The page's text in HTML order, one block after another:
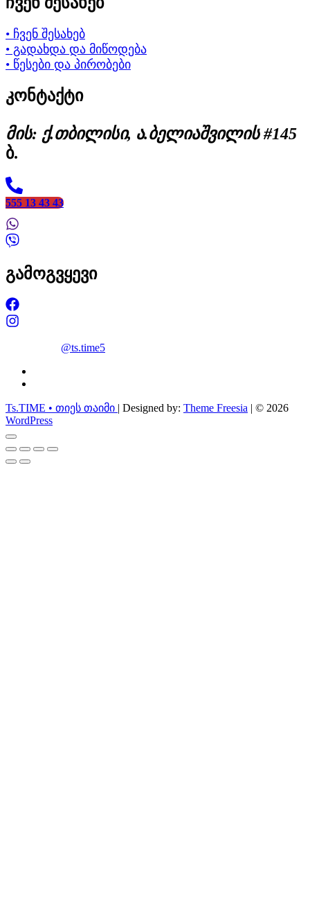
• ჩვენ შესახებ
• გადახდა და მიწოდება
• წესები და პირობები
კონტაქტი
მის: ქ.თბილისი, ა.ბელიაშვილის #145
ბ.
555 13 43 43
გამოგვყევი
@ts.time5
Ts.TIME • თიეს თაიმი | Designed by: Theme Freesia | © 2026
WordPress
Go
to
top